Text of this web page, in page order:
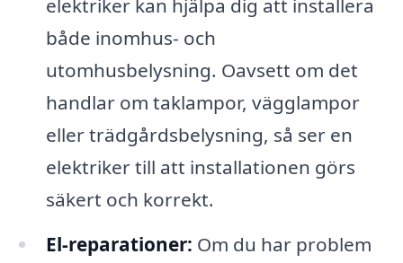
elektriker kan hjälpa dig att installera
både inomhus- och
utomhusbelysning. Oavsett om det
handlar om taklampor, vägglampor
eller trädgårdsbelysning, så ser en
elektriker till att installationen görs
säkert och korrekt.
El-reparationer: Om du har problem